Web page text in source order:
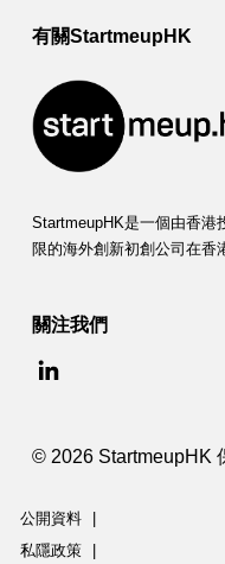
有關StartmeupHK
StartmeupHK是一個由香港
限的海外創新初創公司在香
關注我們
© 2026 StartmeupHK
公開資料
私隱政策